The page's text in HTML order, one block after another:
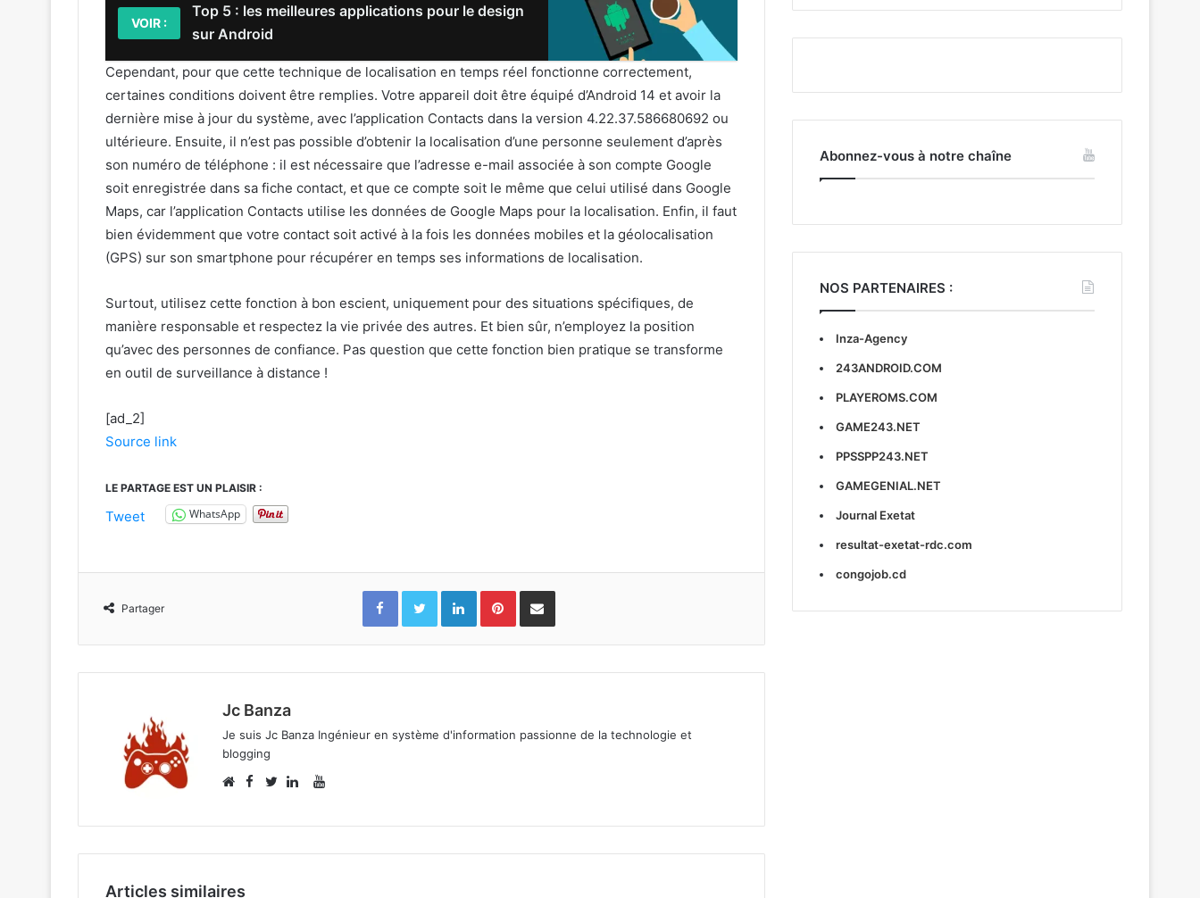
Top 5 : les meilleures applications pour le design
sur Android
VOIR :
Cependant, pour que cette technique de localisation en temps réel fonctionne correctement,
certaines conditions doivent être remplies. Votre appareil doit être équipé d’Android 14 et avoir la
dernière mise à jour du système, avec l’application Contacts dans la version 4.22.37.586680692 ou
ultérieure. Ensuite, il n’est pas possible d’obtenir la localisation d’une personne seulement d’après
son numéro de téléphone : il est nécessaire que l’adresse e-mail associée à son compte Google
soit enregistrée dans sa fiche contact, et que ce compte soit le même que celui utilisé dans Google
Maps, car l’application Contacts utilise les données de Google Maps pour la localisation. Enfin, il faut
bien évidemment que votre contact soit activé à la fois les données mobiles et la géolocalisation
(GPS) sur son smartphone pour récupérer en temps ses informations de localisation.
Surtout, utilisez cette fonction à bon escient, uniquement pour des situations spécifiques, de
manière responsable et respectez la vie privée des autres. Et bien sûr, n’employez la position
qu’avec des personnes de confiance. Pas question que cette fonction bien pratique se transforme
en outil de surveillance à distance !
[ad_2]
Source link
LE PARTAGE EST UN PLAISIR :
Tweet WhatsApp
Partager
FacebookTwitterLinkedinPinterestPartager par email
Jc Banza
Je suis Jc Banza Ingénieur en système d'information passionne de la technologie et
blogging
FacebookYouTube
Articles similaires
Abonnez-vous à notre chaîne
NOS PARTENAIRES :
Inza-Agency
243ANDROID.COM
PLAYEROMS.COM
GAME243.NET
PPSSPP243.NET
GAMEGENIAL.NET
Journal Exetat
resultat-exetat-rdc.com
congojob.cd